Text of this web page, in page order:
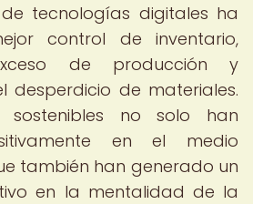
tecnologías digitales ha
control de inventario,
de producción y
desperdicio de materiales.
sostenibles no solo han
en el medio
también han generado un
en la mentalidad de la